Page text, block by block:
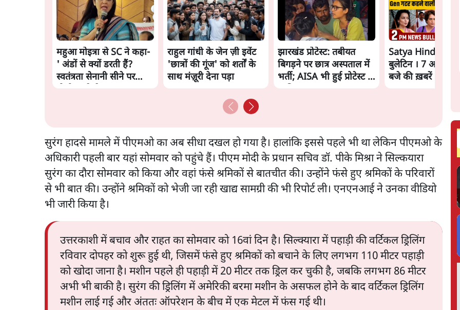
महुआ मोइत्रा से SC ने कहा-
' अंडों से क्यों डरती हैं?
स्वतंत्रता सेनानी सीने पर
राहुल गांधी के जेन ज़ी इवेंट
'छात्रों की गूंज' को शर्तों के
साथ मंज़ूरी देना पड़ा
झारखंड प्रोटेस्ट: तबीयत
बिगड़ने पर छात्र अस्पताल में
भर्ती; AISA भी हुई प्रोटेस्ट में
Satya Hindi
बुलेटिन । 7 अगस्त,
बजे की ख़बरें
सुरंग हादसे मामले में पीएमओ का अब सीधा दखल हो गया है। हालांकि इससे पहले भी था लेकिन पीएमओ के
अधिकारी पहली बार यहां सोमवार को पहुंचे हैं। पीएम मोदी के प्रधान सचिव डॉ. पीके मिश्रा ने सिल्कयारा
सुरंग का दौरा सोमवार को किया और वहां फंसे श्रमिकों से बातचीत की। उन्होंने फंसे हुए श्रमिकों के परिवारों
से भी बात की। उन्होंने श्रमिकों को भेजी जा रही खाद्य सामग्री की भी रिपोर्ट ली। एनएनआई ने उनका वीडियो
भी जारी किया है।
उत्तरकाशी में बचाव और राहत का सोमवार को 16वां दिन है। सिल्क्यारा में पहाड़ी की वर्टिकल ड्रिलिंग
रविवार दोपहर को शुरू हुई थी, जिसमें फंसे हुए श्रमिकों को बचाने के लिए लगभग 110 मीटर पहाड़ी
को खोदा जाना है। मशीन पहले ही पहाड़ी में 20 मीटर तक ड्रिल कर चुकी है, जबकि लगभग 86 मीटर
अभी भी बाकी है। सुरंग की ड्रिलिंग में अमेरिकी बरमा मशीन के असफल होने के बाद वर्टिकल ड्रिलिंग
मशीन लाई गई और अंततः ऑपरेशन के बीच में एक मेटल में फंस गई थी।